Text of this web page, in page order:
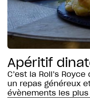
Apéritif
C’est la Roll’s
un repas généreux
évènements les